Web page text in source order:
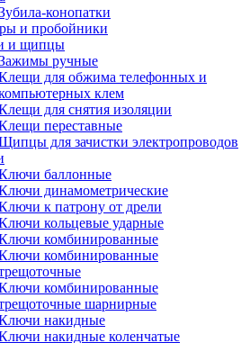
конопатки
и пробойники
и щипцы
ручные
для обжима телефонных и
клем
для снятия изоляции
переставные
для зачистки электропроводов
баллонные
динамометрические
к патрону от дрели
кольцевые ударные
комбинированные
комбинированные
комбинированные
шарнирные
накидные
накидные коленчатые